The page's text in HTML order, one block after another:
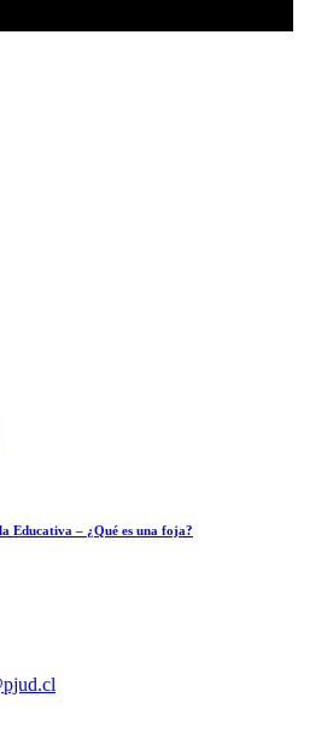
Educativa – ¿Qué es una foja?